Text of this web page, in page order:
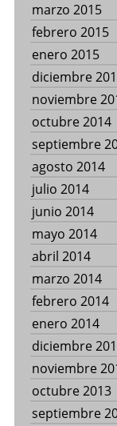
marzo 2015
febrero 2015
enero 2015
diciembre
noviembre
octubre 2014
septiembre
agosto 2014
julio 2014
junio 2014
mayo 2014
abril 2014
marzo 2014
febrero 2014
enero 2014
diciembre
noviembre
octubre 2013
septiembre